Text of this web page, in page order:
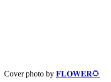
Cover photo by 𝐅𝐋𝐎𝐖𝐄𝐑🌻